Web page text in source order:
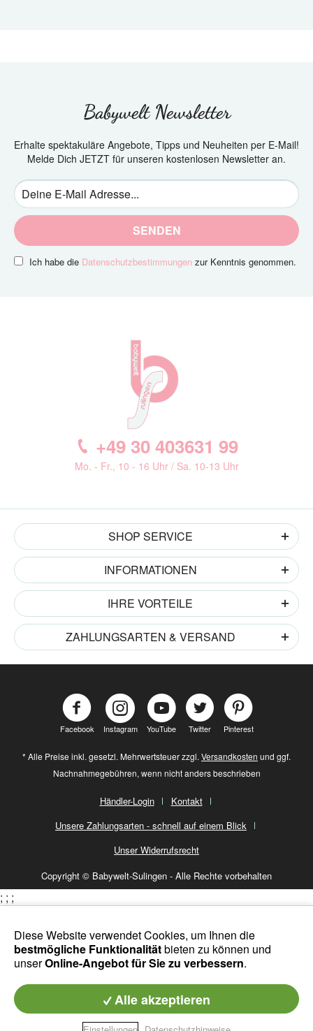
Babywelt Newsletter
Erhalte spektakuläre Angebote, Tipps und Neuheiten per E-Mail!
Melde Dich JETZT für unseren kostenlosen Newsletter an.
SENDEN
Ich habe die Datenschutzbestimmungen zur Kenntnis genommen.
+49 30 403631 99
Mo. - Fr., 10 - 16 Uhr / Sa. 10-13 Uhr
SHOP SERVICE
INFORMATIONEN
IHRE VORTEILE
ZAHLUNGSARTEN & VERSAND
Facebook Instagram YouTube Twitter Pinterest
* Alle Preise inkl. gesetzl. Mehrwertsteuer zzgl. Versandkosten und ggf.
Nachnahmegebühren, wenn nicht anders beschrieben
Händler-Login
Kontakt
Unsere Zahlungsarten - schnell auf einem Blick
Unser Widerrufsrecht
Copyright © Babywelt-Sulingen - Alle Rechte vorbehalten
Diese Website verwendet Cookies, um Ihnen die
bestmögliche Funktionalitätbieten zu können und
unserOnline-Angebot für Sie zu verbessern.
Alle akzeptieren
; ; ;